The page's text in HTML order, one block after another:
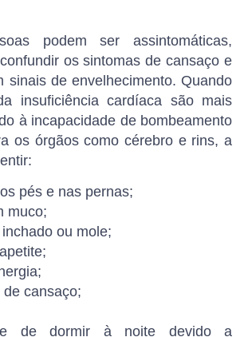
podem ser assintomáticas,
os sintomas de cansaço e
sinais de envelhecimento. Quando
insuficiência cardíaca são mais
à incapacidade de bombeamento
os órgãos como cérebro e rins, a
pés e nas pernas;
muco;
ou mole;
cansaço;
de dormir à noite devido a